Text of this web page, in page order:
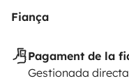
Fiança
Pagament de la
Gestionada